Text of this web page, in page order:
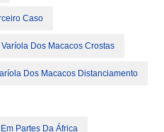
Caso
Varíola Dos Macacos Crostas
Dos Macacos Distanciamento
Partes Da África